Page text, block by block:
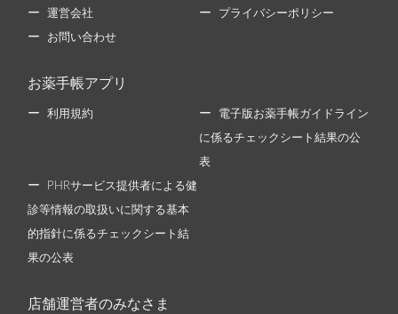
運営会社 プライバシーポリシー
お問い合わせ
お薬手帳アプリ
利用規約 電子版お薬手帳ガイドライン
に係るチェックシート結果の公
表
PHRサービス提供者による健
診等情報の取扱いに関する基本
的指針に係るチェックシート結
果の公表
店舗運営者のみなさま